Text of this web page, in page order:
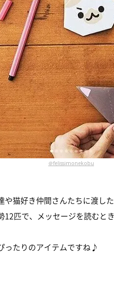
＠felissimonekobu
や猫好き仲間さんたちに渡し
匹で、メッセージを読むと
ったりのアイテムですね♪